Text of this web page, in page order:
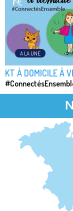
A LA UNE
KT À DOMICILE À